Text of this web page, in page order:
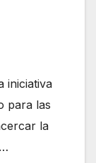
iniciativa
para las
la